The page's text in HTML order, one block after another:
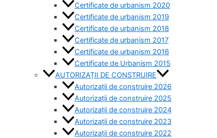
Certificate de urbanism 2020
Certificate de urbanism 2019
Certificate de urbanism 2018
Certificate de urbanism 2017
Certificate de urbanism 2016
Certificate de Urbanism 2015
AUTORIZAȚII DE CONSTRUIRE
Autorizații de construire 2026
Autorizații de construire 2025
Autorizații de construire 2024
Autorizații de construire 2023
Autorizații de construire 2022